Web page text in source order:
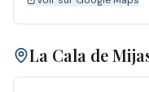
La Cala de